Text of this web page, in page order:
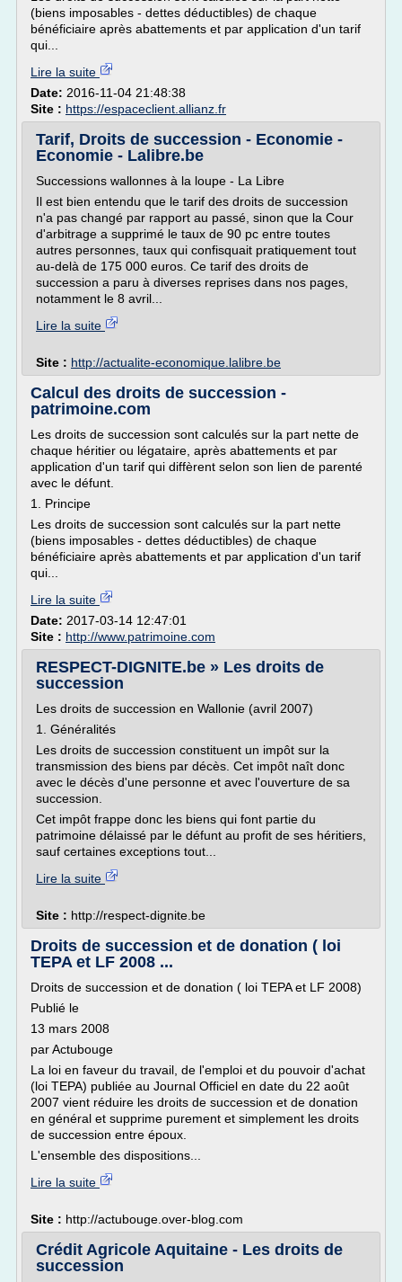
(biens imposables - dettes déductibles) de chaque
bénéficiaire après abattements et par application d'un tarif
qui...
Lire la suite
Date: 2016-11-04 21:48:38
Site : https://espaceclient.allianz.fr
Tarif, Droits de succession - Economie -
Economie - Lalibre.be
Successions wallonnes à la loupe - La Libre
Il est bien entendu que le tarif des droits de succession
n'a pas changé par rapport au passé, sinon que la Cour
d'arbitrage a supprimé le taux de 90 pc entre toutes
autres personnes, taux qui confisquait pratiquement tout
au-delà de 175 000 euros. Ce tarif des droits de
succession a paru à diverses reprises dans nos pages,
notamment le 8 avril...
Lire la suite
Site : http://actualite-economique.lalibre.be
Calcul des droits de succession -
patrimoine.com
Les droits de succession sont calculés sur la part nette de
chaque héritier ou légataire, après abattements et par
application d'un tarif qui diffèrent selon son lien de parenté
avec le défunt.
1. Principe
Les droits de succession sont calculés sur la part nette
(biens imposables - dettes déductibles) de chaque
bénéficiaire après abattements et par application d'un tarif
qui...
Lire la suite
Date: 2017-03-14 12:47:01
Site : http://www.patrimoine.com
RESPECT-DIGNITE.be » Les droits de
succession
Les droits de succession en Wallonie (avril 2007)
1. Généralités
Les droits de succession constituent un impôt sur la
transmission des biens par décès. Cet impôt naît donc
avec le décès d'une personne et avec l'ouverture de sa
succession.
Cet impôt frappe donc les biens qui font partie du
patrimoine délaissé par le défunt au profit de ses héritiers,
sauf certaines exceptions tout...
Lire la suite
Site : http://respect-dignite.be
Droits de succession et de donation ( loi
TEPA et LF 2008 ...
Droits de succession et de donation ( loi TEPA et LF 2008)
Publié le
13 mars 2008
par Actubouge
La loi en faveur du travail, de l'emploi et du pouvoir d'achat
(loi TEPA) publiée au Journal Officiel en date du 22 août
2007 vient réduire les droits de succession et de donation
en général et supprime purement et simplement les droits
de succession entre époux.
L'ensemble des dispositions...
Lire la suite
Site : http://actubouge.over-blog.com
Crédit Agricole Aquitaine - Les droits de
succession